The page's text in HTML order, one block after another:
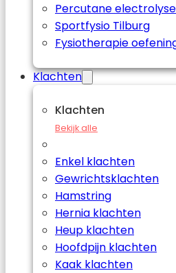
Percutane
Sportfysio Tilburg
Fysiotherapie
Klachten
Klachten
Bekijk alle
Enkel klachten
Gewrichtsklachten
Hamstring
Hernia klachten
Heup klachten
Hoofdpijn klachten
Kaak klachten